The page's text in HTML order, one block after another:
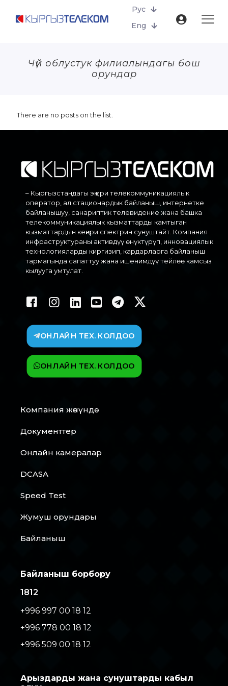
Рус
Eng
Чүй облустук филиалындагы бош
орундар
There are no posts on the list.
– Кыргызстандагы эң ири телекоммуникациялык
оператор, ал стационардык байланыш, интернетке
байланышуу, санариптик телевидение жана башка
телекоммуникациялык кызматтарды камтыган
кызматтардын кеңири спектрин сунуштайт. Компания
инфраструктураны активдүү өнүктүрүп, инновациялык
технологияларды киргизип, кардарларга байланыш
тармагында сапаттуу жана ишенимдүү тейлөө камсыз
кылууга умтулат.
ОНЛАЙН ТЕХ. КОЛДОО
ОНЛАЙН ТЕХ. КОЛДОО
Компания жөнүндө
Документтер
Онлайн камералар
DCASA
Speed Test
Жумуш орундары
Байланыш
Байланыш борбору
1812
+996 997 00 18 12
+996 778 00 18 12
+996 509 00 18 12
Арыздарды жана сунуштарды кабыл